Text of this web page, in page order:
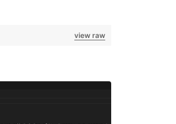
view raw